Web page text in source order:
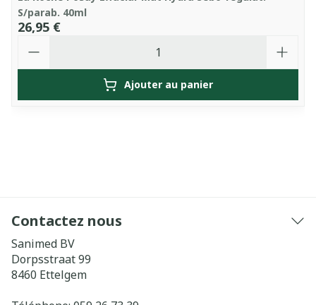
S/parab. 40ml
26,95 €
Ajouter au panier
Contactez nous
Sanimed BV
Dorpsstraat 99
8460 Ettelgem